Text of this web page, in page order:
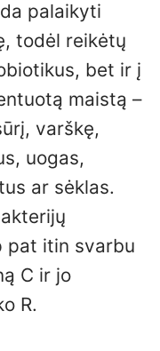
palaikyti
todėl reikėtų
bet ir į
maistą –
varškę,
uogas,
ar sėklas.
pat itin svarbu
C ir jo
R.